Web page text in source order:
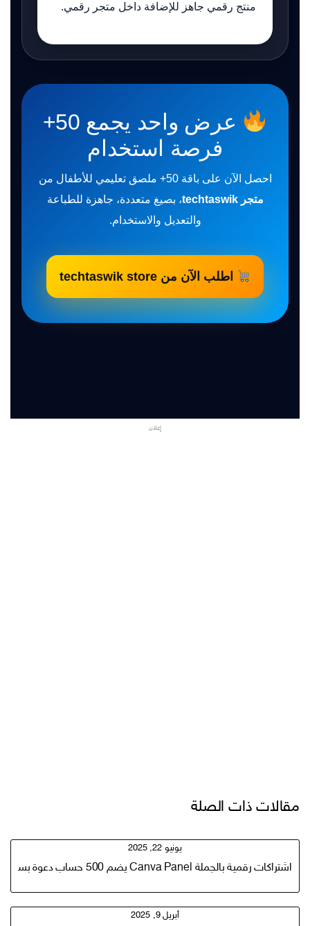
منتج رقمي جاهز للإضافة داخل متجر رقمي.
عرض واحد يجمع 50+
فرصة استخدام
احصل الآن على باقة 50+ ملصق تعليمي للأطفال من
متجر techtaswik
، بصيغ متعددة، جاهزة للطباعة
والتعديل والاستخدام.
اطلب الآن من techtaswik store
إعلان
مقالات ذات الصلة
يونيو 22, 2025
اشتراكات رقمية بالجملة Canva Panel يضم 500 حساب دعوة بسعر جملة وابدأ مشروعك الرقمي المربح!
أبريل 9, 2025